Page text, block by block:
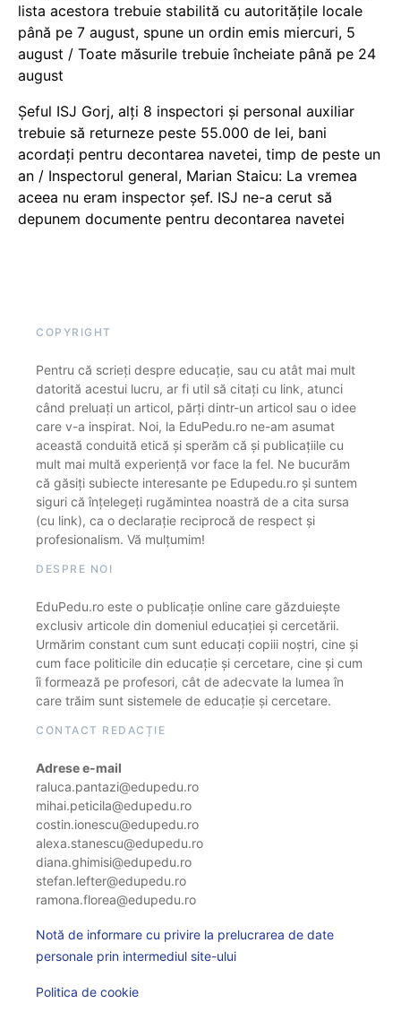
lista acestora trebuie stabilită cu autoritățile locale
până pe 7 august, spune un ordin emis miercuri, 5
august / Toate măsurile trebuie încheiate până pe 24
august
Șeful ISJ Gorj, alți 8 inspectori și personal auxiliar
trebuie să returneze peste 55.000 de lei, bani
acordați pentru decontarea navetei, timp de peste un
an / Inspectorul general, Marian Staicu: La vremea
aceea nu eram inspector șef. ISJ ne-a cerut să
depunem documente pentru decontarea navetei
COPYRIGHT
Pentru că scrieți despre educație, sau cu atât mai mult
datorită acestui lucru, ar fi util să citați cu link, atunci
când preluați un articol, părți dintr-un articol sau o idee
care v-a inspirat. Noi, la EduPedu.ro ne-am asumat
această conduită etică și sperăm că și publicațiile cu
mult mai multă experiență vor face la fel. Ne bucurăm
că găsiți subiecte interesante pe Edupedu.ro și suntem
siguri că înțelegeți rugămintea noastră de a cita sursa
(cu link), ca o declarație reciprocă de respect și
profesionalism. Vă mulțumim!
DESPRE NOI
EduPedu.ro este o publicație online care găzduiește
exclusiv articole din domeniul educației și cercetării.
Urmărim constant cum sunt educați copiii noștri, cine și
cum face politicile din educație și cercetare, cine și cum
îi formează pe profesori, cât de adecvate la lumea în
care trăim sunt sistemele de educație și cercetare.
CONTACT REDACȚIE
Adrese e-mail
raluca.pantazi@edupedu.ro
mihai.peticila@edupedu.ro
costin.ionescu@edupedu.ro
alexa.stanescu@edupedu.ro
diana.ghimisi@edupedu.ro
stefan.lefter@edupedu.ro
ramona.florea@edupedu.ro
Notă de informare cu privire la prelucrarea de date
personale prin intermediul site-ului
Politica de cookie